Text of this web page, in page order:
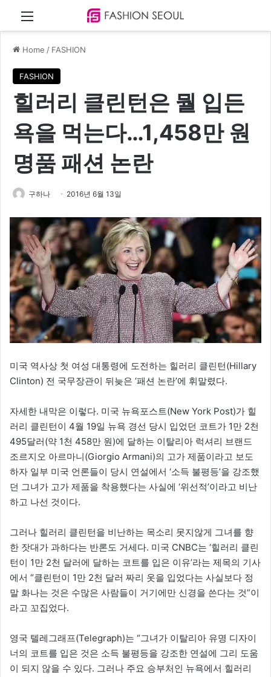
Home / FASHION
FASHION
힐러리 클린턴은 뭘 입든
욕을 먹는다…1,458만 원
명품 패션 논란
구하나 2016년 6월 13일
미국 역사상 첫 여성 대통령에 도전하는 힐러리 클린턴(Hillary
Clinton) 전 국무장관이 뒤늦은 ‘패션 논란’에 휘말렸다.
자세한 내막은 이렇다. 미국 뉴욕포스트(New York Post)가 힐
러리 클린턴이 4월 19일 뉴욕 경선 당시 입었던 코트가 1만 2천
495달러(약 1천 458만 원)에 달하는 이탈리아 럭셔리 브랜드
조르지오 아르마니(Giorgio Armani)의 고가 제품이라고 보도
하자 일부 미국 언론들이 당시 연설에서 ‘소득 불평등’을 강조했
던 그녀가 고가 제품을 착용했다는 사실에 ‘위선적’이라고 비난
하고 나선 것이다.
그러나 힐러리 클린턴을 비난하는 목소리 못지않게 그녀를 향
한 잣대가 과하다는 반론도 거세다. 미국 CNBC는 ‘힐러리 클린
턴이 1만 2천 달러에 달하는 코트를 입은 이유’라는 제목의 기사
에서 “클린턴이 1만 2천 달러 짜리 옷을 입었다는 사실보다 정
말 화나는 것은 수많은 사람들이 거기에만 신경을 쓴다는 것”이
라고 꼬집었다.
영국 텔레그래프(Telegraph)는 “그녀가 이탈리아 유명 디자이
너의 코트를 입은 것은 소득 불평등을 강조한 연설에 그리 도움
이 되지 않을 수 있다. 그러나 주요 승부처인 뉴욕에서 힐러리